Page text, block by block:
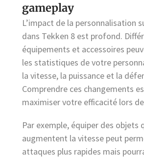
gameplay
L’impact de la personnalisation
dans Tekken 8 est profond.
équipements et accessoires
les statistiques de votre
la vitesse, la puissance et la
Comprendre ces changements
maximiser votre efficacité lors
Par exemple, équiper des objets
augmentent la vitesse peut
attaques plus rapides mais